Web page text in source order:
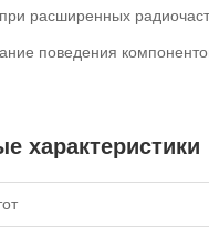
расширенных
поведения
характеристики